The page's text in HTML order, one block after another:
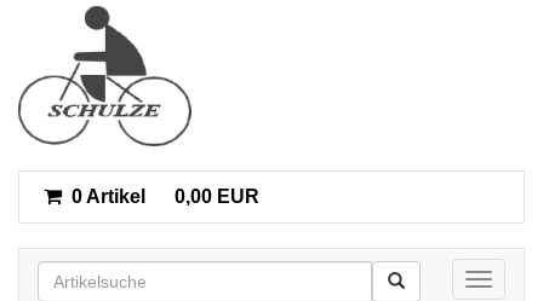
0 Artikel 0,00 EUR
Toggle